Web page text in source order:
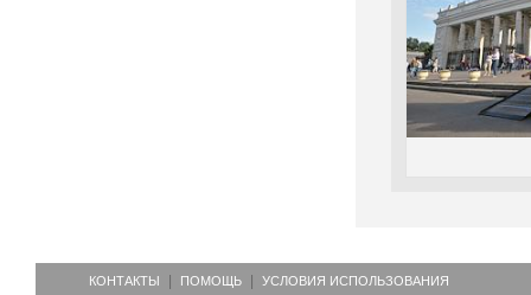
КОНТАКТЫ ПОМОЩЬ УСЛОВИЯ ИСПОЛЬЗОВАНИЯ